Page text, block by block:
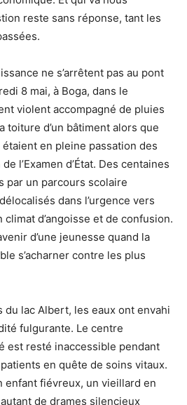
reste sans réponse, tant les
ne s’arrêtent pas au pont
8 mai, à Boga, dans le
violent accompagné de pluies
toiture d’un bâtiment alors que
en pleine passation des
l’Examen d’État. Des centaines
par un parcours scolaire
dans l’urgence vers
climat d’angoisse et de confusion.
d’une jeunesse quand la
s’acharner contre les plus
du lac Albert, les eaux ont envahi
fulgurante. Le centre
est resté inaccessible pendant
en quête de soins vitaux.
enfant fiévreux, un vieillard en
de drames silencieux